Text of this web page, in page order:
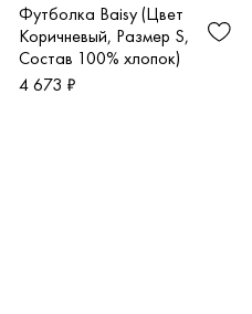
Футболка Baisy (Цвет
Коричневый, Размер S,
Состав 100% хлопок)
4 673 ₽